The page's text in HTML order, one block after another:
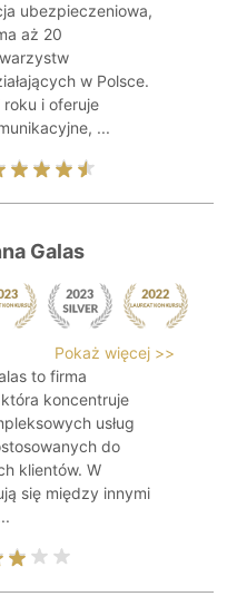
ubezpieczeniowa,
aż 20
w Polsce.
roku i oferuje
...
Galas
Pokaż więcej >>
to firma
koncentruje
usług
do
klientów. W
się między innymi